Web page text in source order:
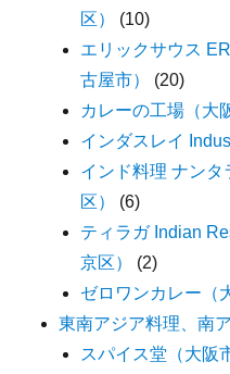
区）
(10)
エリックサウス
古屋市）
(20)
カレーの工場（大
インダスレイ
インド料理 ナン
区）
(6)
ティラガ Indian
京区）
(2)
ゼロワンカレー（
東南アジア料理、南
スパイス堂（大阪